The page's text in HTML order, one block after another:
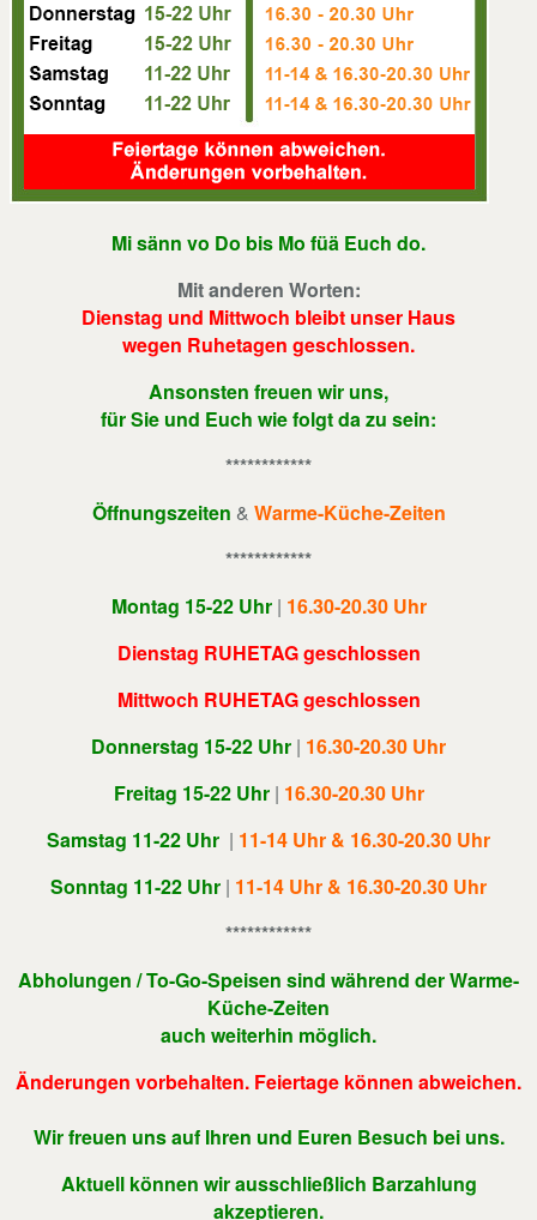
Mi sänn vo Do bis Mo füä Euch do.
Mit anderen Worten:
Dienstag und Mittwoch bleibt unser Haus
wegen Ruhetagen geschlossen.
Ansonsten freuen wir uns,
für Sie und Euch wie folgt da zu sein:
************
Öffnungszeiten & Warme-Küche-Zeiten
************
Montag 15-22 Uhr | 16.30-20.30 Uhr
Dienstag RUHETAG geschlossen
Mittwoch RUHETAG geschlossen
Donnerstag 15-22 Uhr | 16.30-20.30 Uhr
Freitag 15-22 Uhr| 16.30-20.30 Uhr
Samstag 11-22 Uhr | 11-14 Uhr & 16.30-20.30 Uhr
Sonntag 11-22 Uhr | 11-14 Uhr & 16.30-20.30 Uhr
************
Abholungen / To-Go-Speisen sind während der Warme-
Küche-Zeiten
auch weiterhin möglich.
Änderungen vorbehalten. Feiertage können abweichen.
Wir freuen uns auf Ihren und Euren Besuch bei uns.
Aktuell können wir ausschließlich Barzahlung
akzeptieren.